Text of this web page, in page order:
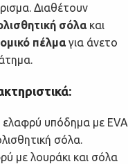
Διαθέτουν
σόλακαι
πέλμαγια άνετο
υπόδημα με EVA
σόλα.
με λουράκι και σόλα